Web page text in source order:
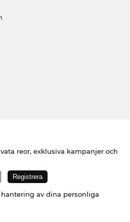
reor, exklusiva kampanjer och
av dina personliga